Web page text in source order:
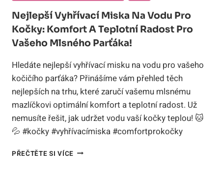
Nejlepší Vyhřívací Miska Na Vodu Pro
Kočky: Komfort A Teplotní Radost Pro
Vašeho Mlsného Parťáka!
Hledáte nejlepší vyhřívací misku na vodu pro vašeho
kočičího parťáka? Přinášíme vám přehled těch
nejlepších na trhu, které zaručí vašemu mlsnému
mazlíčkovi optimální komfort a teplotní radost. Už
nemusíte řešit, jak udržet vodu vaší kočky teplou! 🐱
💦 #kočky #vyhřívacímiska #comfortprokočky
PŘEČTĚTE SI VÍCENEJLEPŠÍ